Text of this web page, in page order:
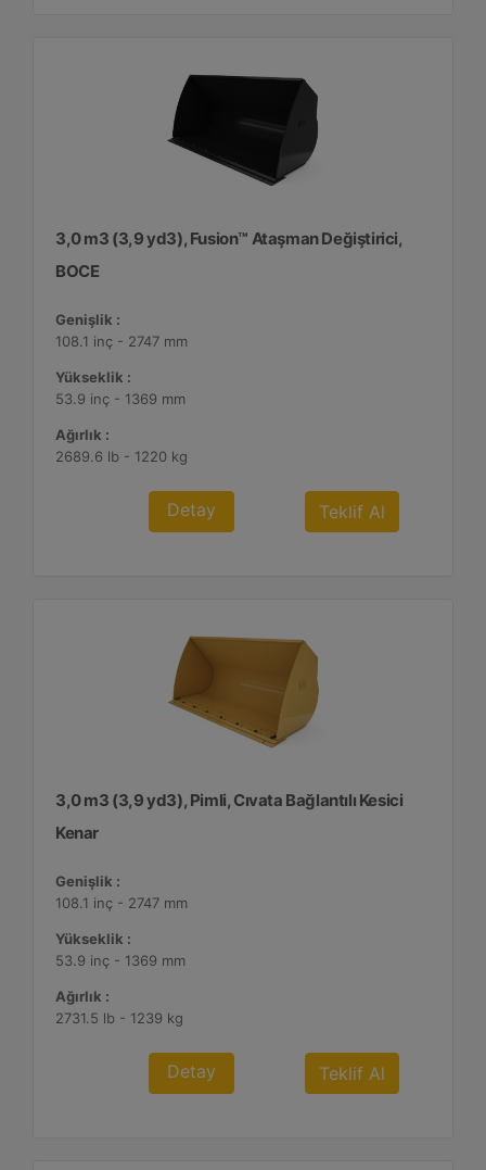
3,0 m3 (3,9 yd3), Fusion™ Ataşman Değiştirici,
BOCE
Genişlik :
108.1 inç - 2747 mm
Yükseklik :
53.9 inç - 1369 mm
Ağırlık :
2689.6 lb - 1220 kg
Detay Teklif Al
3,0 m3 (3,9 yd3), Pimli, Cıvata Bağlantılı Kesici
Kenar
Genişlik :
108.1 inç - 2747 mm
Yükseklik :
53.9 inç - 1369 mm
Ağırlık :
2731.5 lb - 1239 kg
Detay Teklif Al